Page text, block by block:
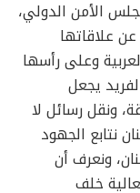
الأمن الدولي،
علاقاتها
وعلى رأسها
يجعل
ونقل رسائل لا
نتابع الجهود
ونعرف أن
خلف